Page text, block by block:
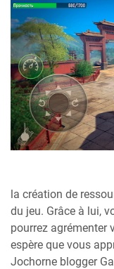
la création de
du jeu. Grâce à lui,
pourrez agrémenter
espère que vous
Jochorne blogger